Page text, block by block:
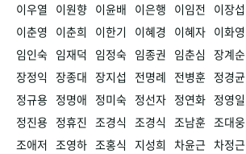
이우열
이원향 이윤배 이은행 이임전 이장섭
이춘영
이춘희 이한기 이혜경 이혜자 이화영
임인숙 임재덕 임정숙 임종권 임춘심 장계순
장정익 장종대 장지섭 전명례 전병훈 정경균
정규용 정명애 정미숙 정선자 정연화 정영일
정진용 정휴진 조경식 조경식 조남훈 조대웅
조애저 조영하 조홍식 지성희 차윤근 차정근